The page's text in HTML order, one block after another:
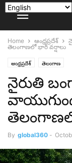
Home ఆంధ్రప్రదేశ్
తెలంగాణలో భారీ వర్షాలు
ఆంధ్రప్రదేశ్ తెలంగాణ
నైరుతి
By global360 -